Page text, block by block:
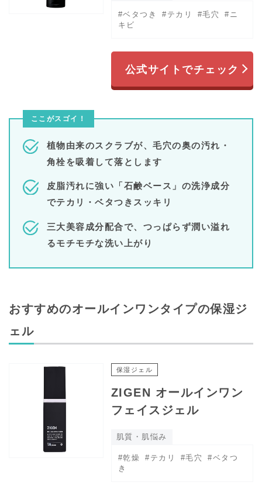
#ベタつき #テカリ #毛穴
#ニ
キビ
公式サイトでチェック
ここがスゴイ！
植物由来のスクラブが、毛穴の奥の汚れ・
角栓を吸着して落とします
皮脂汚れに強い「石鹸ベース」の洗浄成分
でテカリ・ベタつきスッキリ
三大美容成分配合で、つっぱらず潤い溢れ
るモチモチな洗い上がり
おすすめのオールインワンタイプの保湿ジ
ェル
保湿ジェル
ZIGEN オールインワン
フェイスジェル
肌質・肌悩み
#乾燥 #テカリ #毛穴
#ベタつ
き